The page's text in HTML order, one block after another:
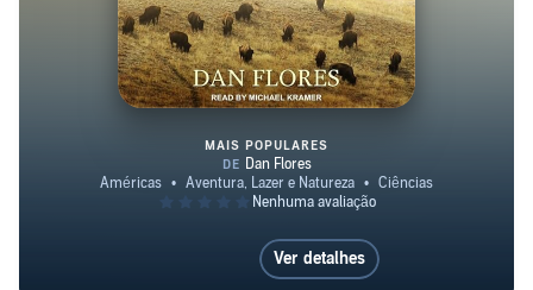
American Serengeti
MAIS POPULARES
Ver detalhes